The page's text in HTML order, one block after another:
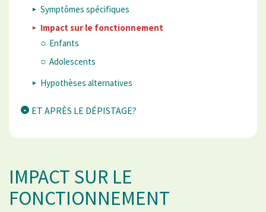
Symptômes spécifiques
Impact sur le fonctionnement
Enfants
Adolescents
Hypothèses alternatives
ET APRÈS LE DÉPISTAGE?
IMPACT SUR LE
FONCTIONNEMENT